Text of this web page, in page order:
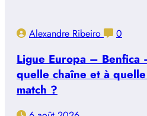
Alexandre Ribeiro 0
Ligue Europa – Benfica
quelle chaîne et à
match ?